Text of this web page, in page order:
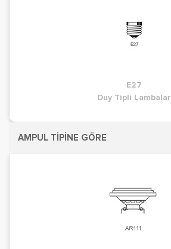
E27
Duy Tipli Lambalar
AMPUL TİPİNE GÖRE